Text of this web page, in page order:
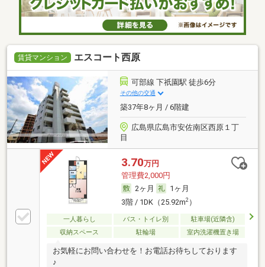
賃貸マンション エスコート西原
可部線 下祇園駅 徒歩6分
その他の交通
築37年8ヶ月 / 6階建
広島県広島市安佐南区西原１丁
目
3.70万円
管理費2,000円
2ヶ月
1ヶ月
3階 / 1DK（25.92m2）
一人暮らし バス・トイレ別
駐車場(近隣含)
収納スペース
駐輪場 室内洗濯機置き場
お気軽にお問い合わせを！お電話お待ちしております
♪